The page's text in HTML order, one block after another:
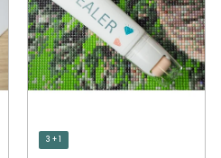
3 + 1